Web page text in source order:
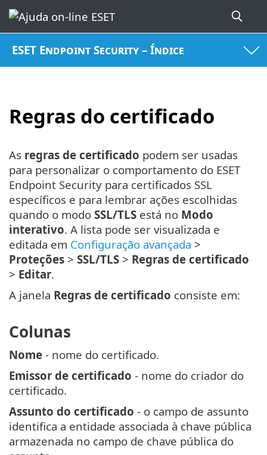
ESET Endpoint Security – Índice
Regras do certificado
As regras de certificado podem ser usadas
para personalizar o comportamento do ESET
Endpoint Security para certificados SSL
específicos e para lembrar ações escolhidas
quando o modo SSL/TLS está no Modo
interativo. A lista pode ser visualizada e
editada em Configuração avançada >
Proteções > SSL/TLS > Regras de certificado
> Editar.
A janela Regras de certificado consiste em:
Colunas
Nome - nome do certificado.
Emissor de certificado - nome do criador do
certificado.
Assunto do certificado - o campo de assunto
identifica a entidade associada à chave pública
armazenada no campo de chave pública do